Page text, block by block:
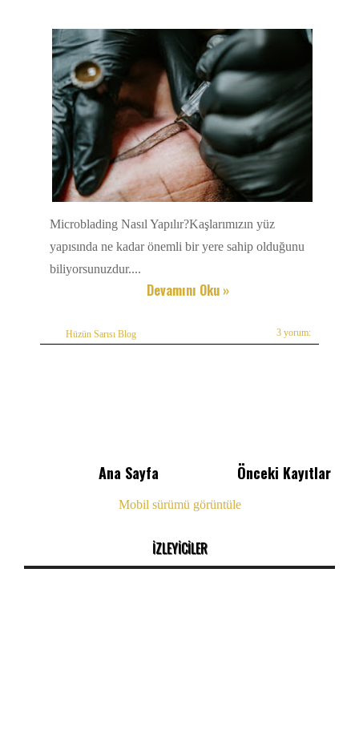
Microblading Nasıl Yapılır?Kaşlarımızın yüz
yapısında ne kadar önemli bir yere sahip olduğunu
biliyorsunuzdur....
Devamını Oku »
Hüzün Sarısı Blog 3 yorum:
Önceki Kayıtlar
Ana Sayfa
Mobil sürümü görüntüle
İZLEYİCİLER